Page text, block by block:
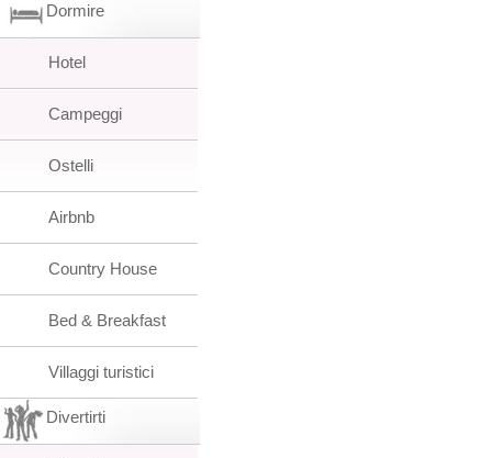
Dormire
Hotel
Campeggi
Ostelli
Airbnb
Country House
Bed & Breakfast
Villaggi turistici
Divertirti